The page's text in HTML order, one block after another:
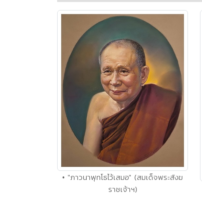
• "ภาวนาพุทโธไว้เสมอ" (สมเด็จพระสังฆ
ราชเจ้าฯ)